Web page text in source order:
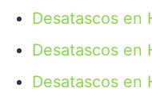
Desatascos en
Desatascos en
Desatascos en